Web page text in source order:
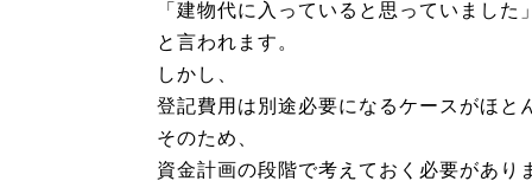
「建物代に入っていると思っていました
と言われます。
しかし、
登記費用は別途必要になるケースがほと
そのため、
資金計画の段階で考えておく必要があり